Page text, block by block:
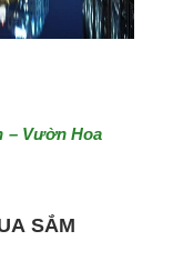
– Vườn Hoa
SẮM